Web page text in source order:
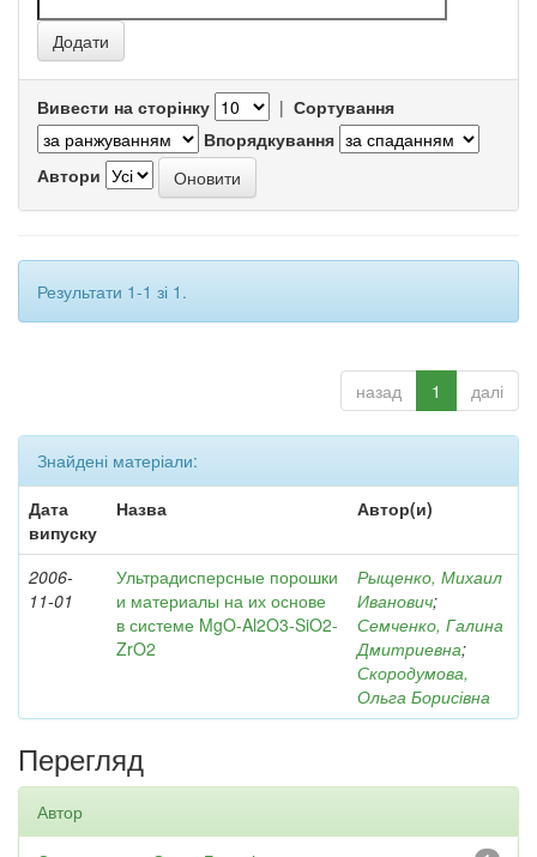
Вивести на сторінку | Сортування
Впорядкування
Автори
Результати 1-1 зі 1.
назад 1 далі
Знайдені матеріали:
Дата
випуску
Назва Автор(и)
2006-
11-01
Ультрадисперсные порошки
и материалы на их основе
в системе MgO-Al2O3-SiO2-
ZrO2
Рыщенко, Михаил
Иванович;
Семченко, Галина
Дмитриевна;
Скородумова,
Ольга Борисівна
Перегляд
Автор